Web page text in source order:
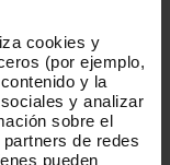
cookies y
(por ejemplo,
y la
y analizar
sobre el
de redes
pueden